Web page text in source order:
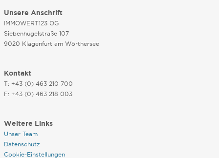
Unsere Anschrift
IMMOWERT123 OG
Siebenhügelstraße 107
9020 Klagenfurt am Wörthersee
Kontakt
T: +43 (0) 463 210 700
F: +43 (0) 463 218 003
Weitere Links
Unser Team
Datenschutz
Cookie-Einstellungen